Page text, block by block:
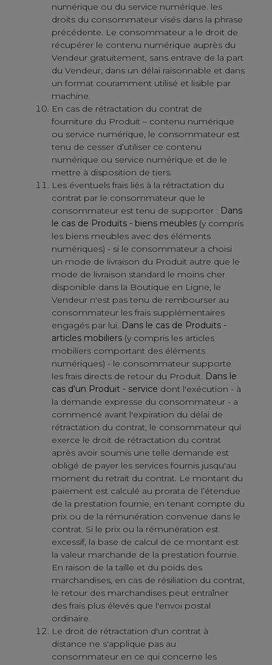
numérique ou du service numérique. les
droits du consommateur visés dans la phrase
précédente. Le consommateur a le droit de
récupérer le contenu numérique auprès du
Vendeur gratuitement, sans entrave de la part
du Vendeur, dans un délai raisonnable et dans
un format couramment utilisé et lisible par
machine.
En cas de rétractation du contrat de
fourniture du Produit – contenu numérique
ou service numérique, le consommateur est
tenu de cesser d’utiliser ce contenu
numérique ou service numérique et de le
mettre à disposition de tiers.
Les éventuels frais liés à la rétractation du
contrat par le consommateur que le
consommateur est tenu de supporter : Dans
le cas de Produits - biens meubles (y compris
les biens meubles avec des éléments
numériques) - si le consommateur a choisi
un mode de livraison du Produit autre que le
mode de livraison standard le moins cher
disponible dans la Boutique en Ligne, le
Vendeur n'est pas tenu de rembourser au
consommateur les frais supplémentaires
engagés par lui. Dans le cas de Produits -
articles mobiliers (y compris les articles
mobiliers comportant des éléments
numériques) - le consommateur supporte
les frais directs de retour du Produit. Dans le
cas d'un Produit - service dont l'exécution - à
la demande expresse du consommateur - a
commencé avant l'expiration du délai de
rétractation du contrat, le consommateur qui
exerce le droit de rétractation du contrat
après avoir soumis une telle demande est
obligé de payer les services fournis jusqu'au
moment du retrait du contrat. Le montant du
paiement est calculé au prorata de l’étendue
de la prestation fournie, en tenant compte du
prix ou de la rémunération convenue dans le
contrat. Si le prix ou la rémunération est
excessif, la base de calcul de ce montant est
la valeur marchande de la prestation fournie.
En raison de la taille et du poids des
marchandises, en cas de résiliation du contrat,
le retour des marchandises peut entraîner
des frais plus élevés que l'envoi postal
ordinaire.
Le droit de rétractation d'un contrat à
distance ne s'applique pas au
consommateur en ce qui concerne les